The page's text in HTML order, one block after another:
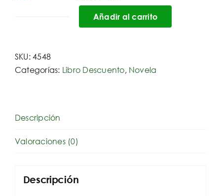
Añadir al carrito
SKU:4548
Categorías: Libro Descuento, Novela
Descripción
Valoraciones (0)
Descripción